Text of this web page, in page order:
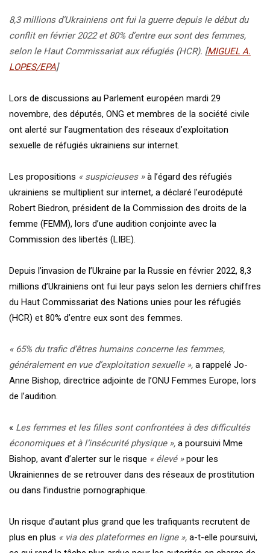
8,3 millions d’Ukrainiens ont fui la guerre depuis le début du
conflit en février 2022 et 80% d’entre eux sont des femmes,
selon le Haut Commissariat aux réfugiés (HCR). [MIGUEL A.
LOPES/EPA]
Lors de discussions au Parlement européen mardi 29
novembre, des députés, ONG et membres de la société civile
ont alerté sur l’augmentation des réseaux d’exploitation
sexuelle de réfugiés ukrainiens sur internet.
Les propositions « suspicieuses »à l’égard des réfugiés
ukrainiens se multiplient sur internet, a déclaré l’eurodéputé
Robert Biedron, président de la Commission des droits de la
femme (FEMM), lors d’une audition conjointe avec la
Commission des libertés (LIBE).
Depuis l’invasion de l’Ukraine par la Russie en février 2022, 8,3
millions d’Ukrainiens ont fui leur pays selon les derniers chiffres
du Haut Commissariat des Nations unies pour les réfugiés
(HCR) et 80% d’entre eux sont des femmes.
« 65% du trafic d’êtres humains concerne les femmes,
généralement en vue d’exploitation sexuelle », a rappelé Jo-
Anne Bishop, directrice adjointe de l’ONU Femmes Europe, lors
de l’audition.
« Les femmes et les filles sont confrontées à des difficultés
économiques et à l’insécurité physique », a poursuivi Mme
Bishop, avant d’alerter sur le risque « élevé »pour les
Ukrainiennes de se retrouver dans des réseaux de prostitution
ou dans l’industrie pornographique.
Un risque d’autant plus grand que les trafiquants recrutent de
plus en plus « via des plateformes en ligne », a-t-elle poursuivi,